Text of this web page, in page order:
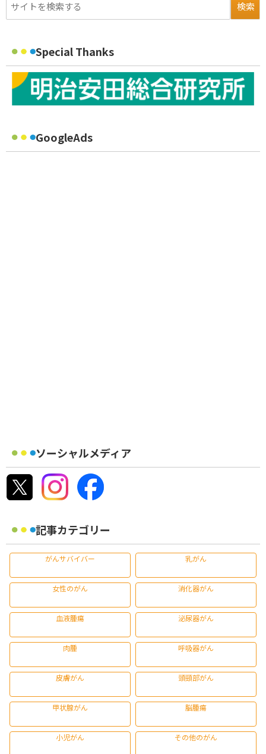
Special Thanks
GoogleAds
ソーシャルメディア
記事カテゴリー
がんサバイバー 乳がん
女性のがん 消化器がん
血液腫瘍 泌尿器がん
肉腫 呼吸器がん
皮膚がん 頭頸部がん
甲状腺がん 脳腫瘍
小児がん その他のがん